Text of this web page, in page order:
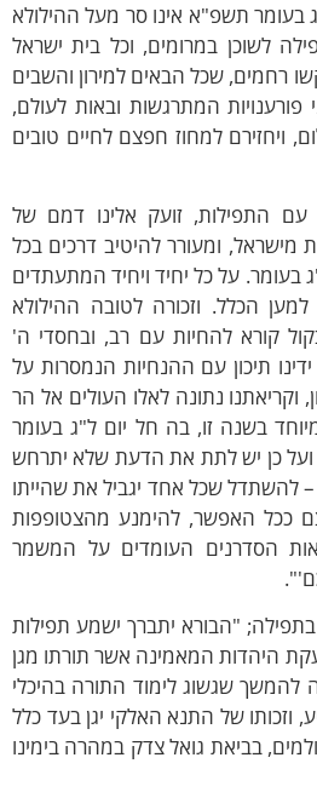
תשפ"א אינו סר מעל ההילולא
לשוכן במרומים, וכל בית ישראל
שכל הבאים למירון והשבים
המתרגשות ובאות לעולם,
ויחזירם למחוז חפצם לחיים טובים
התפילות, זועק אלינו דמם של
ומעורר להיטיב דרכים בכל
על כל יחיד ויחיד המתעתדים
הכלל. וזכורה לטובה ההילולא
להחיות עם רב, ובחסדי ה'
תיכון עם ההנחיות הנמסרות על
נתונה לאלו העולים אל הר
בשנה זו, בה חל יום ל"ג בעומר
כן יש לתת את הדעת שלא יתרחש
שכל אחד יגביל את שהייתו
האפשר, להימנע מהצטופפות
הסדרנים העומדים על המשמר
"הבורא יתברך ישמע תפילות
היהדות המאמינה אשר תורתו מגן
להמשך שגשוג לימוד התורה בהיכלי
של התנא האלקי יגן בעד כלל
בביאת גואל צדק במהרה בימינו